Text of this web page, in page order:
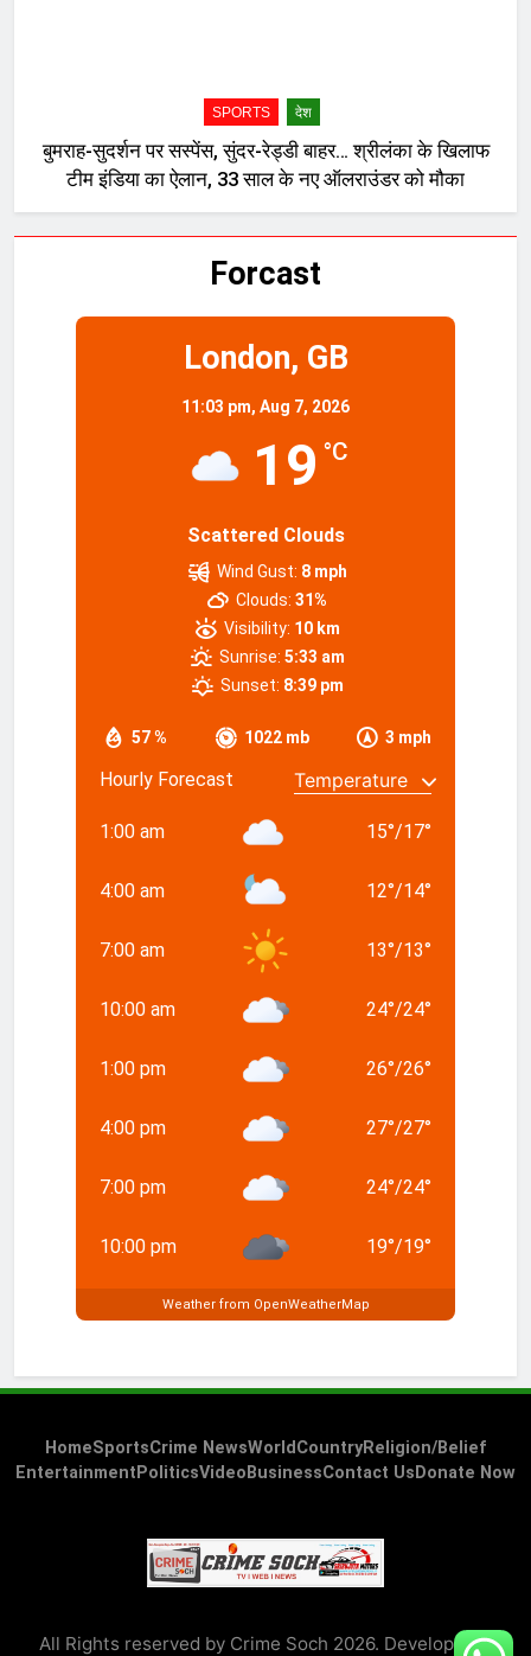
SPORTS देश
बुमराह-सुदर्शन पर सस्पेंस, सुंदर-रेड्डी बाहर… श्रीलंका के खिलाफ
टीम इंडिया का ऐलान, 33 साल के नए ऑलराउंडर को मौका
Forcast
London, GB
11:03 pm, Aug 7, 2026
19 °C
Scattered Clouds
57 % 1022 mb 3 mph
Wind Gust: 8 mph
Clouds: 31%
Visibility: 10 km
Sunrise: 5:33 am
Sunset: 8:39 pm
Hourly Forecast
1:00 am 15°/17°
4:00 am 12°/14°
7:00 am 13°/13°
10:00 am 24°/24°
1:00 pm 26°/26°
4:00 pm 27°/27°
7:00 pm 24°/24°
10:00 pm 19°/19°
Weather from OpenWeatherMap
HomeSportsCrime NewsWorld CountryReligion/Belief
Entertainment PoliticsVideo BusinessContact Us Donate Now
All Rights reserved by Crime Soch 2026. Developed &